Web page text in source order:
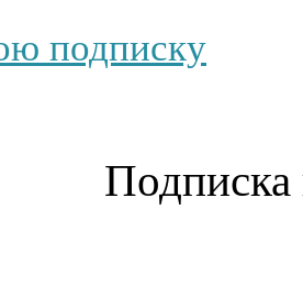
подписку
Подписка